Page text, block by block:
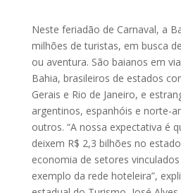
Neste feriadão de Carnaval, a
milhões de turistas, em busca
ou aventura. São baianos em
Bahia, brasileiros de estados
Gerais e Rio de Janeiro, e
argentinos, espanhóis e norte-
outros. “A nossa expectativa é
deixem R$ 2,3 bilhões no
economia de setores
exemplo da rede hoteleira”,